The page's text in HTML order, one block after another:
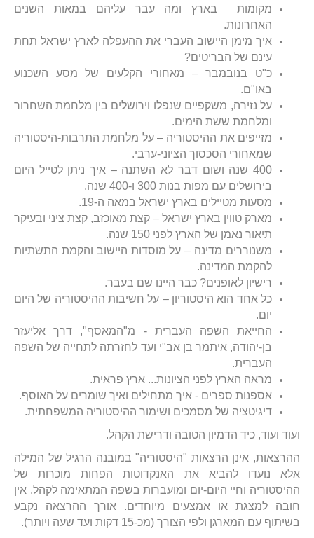
מקומות בארץ ומה עבר עליהם במאות השנים
האחרונות.
איך מימן היישוב העברי את ההעפלה לארץ ישראל תחת
עינם של הבריטים?
כ"ט בנובמבר – מאחורי הקלעים של מסע השכנוע
באו"ם.
על נזירה, משקפיים שנפלו וירושלים בין מלחמת השחרור
ומלחמת ששת הימים.
מזייפים את ההיסטוריה – על מלחמת התרבות-היסטוריה
שמאחורי הסכסוך הציוני-ערבי.
400 שנה ושום דבר לא השתנה – איך ניתן לטייל היום
בירושלים עם מפות בנות 300 ו-400 שנה.
מסעות מטיילים בארץ ישראל במאה ה-19.
מארק טווין בארץ ישראל – קצת מאוכזב, קצת ציני ובעיקר
תיאור נאמן של הארץ לפני 150 שנה.
משנוררים מדינה – על מוסדות היישוב והקמת התשתיות
להקמת המדינה.
רישיון לאופנים? כבר היינו שם בעבר.
כל אחד הוא היסטוריון – על חשיבות ההיסטוריה של היום
יום.
החייאת השפה העברית - מ"המאסף", דרך אליעזר
בן-יהודה, איתמר בן אב"י ועד לחזרתה לתחייה של השפה
העברית.
מראה הארץ לפני הציונות... ארץ פראית.
אספנות ספרים - איך מתחילים ואיך שומרים על האוסף.
דיגיטציה של מסמכים ושימור ההיסטוריה המשפחתית.
ועוד ועוד, כיד הדמיון הטובה ודרישת הקהל.
ההרצאות, אינן הרצאות "היסטוריה" במובנה הרגיל של המילה
אלא נועדו להביא את האנקדוטות הפחות מוכרות של
ההיסטוריה וחיי היום-יום ומועברות בשפה המתאימה לקהל. אין
חובה למצגת או אמצעים מיוחדים. אורך ההרצאה נקבע
בשיתוף עם המארגן ולפי הצורך (מכ-15 דקות ועד שעה ויותר).